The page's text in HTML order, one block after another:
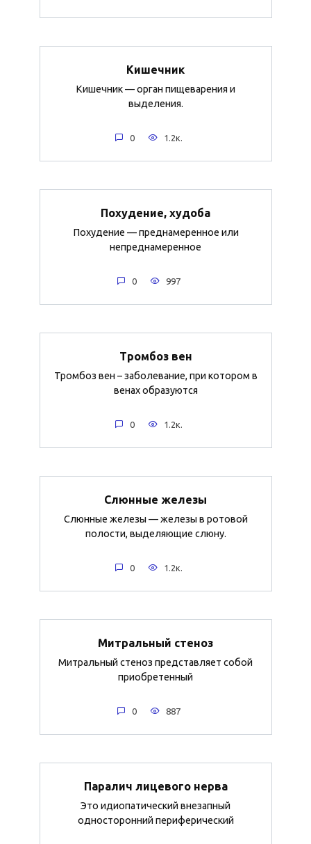
Кишечник
Кишечник — орган пищеварения и
выделения.
0 1.2к.
Похудение, худоба
Похудение — преднамеренное или
непреднамеренное
0 997
Тромбоз вен
Тромбоз вен – заболевание, при котором в
венах образуются
0 1.2к.
Слюнные железы
Слюнные железы — железы в ротовой
полости, выделяющие слюну.
0 1.2к.
Митральный стеноз
Митральный стеноз представляет собой
приобретенный
0 887
Паралич лицевого нерва
Это идиопатический внезапный
односторонний периферический